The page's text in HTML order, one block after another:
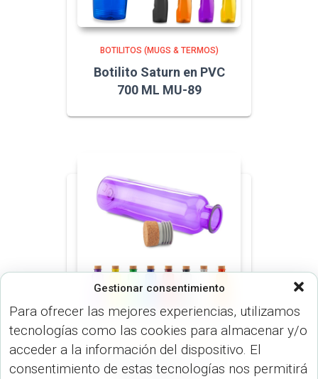
Gestionar consentimiento
Para ofrecer las mejores experiencias, utilizamos
tecnologías como las cookies para almacenar y/o
acceder a la información del dispositivo. El
consentimiento de estas tecnologías nos permitirá
BOTILITOS (MUGS & TERMOS)
Botilito Saturn en PVC
700 ML MU-89
BOTILITOS (MUGS & TERMOS)
Botilito plástico Cork